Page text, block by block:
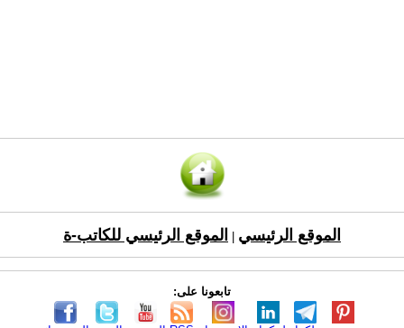
الموقع الرئيسي الموقع الرئيسي للكاتب-ة
تابعونا على: